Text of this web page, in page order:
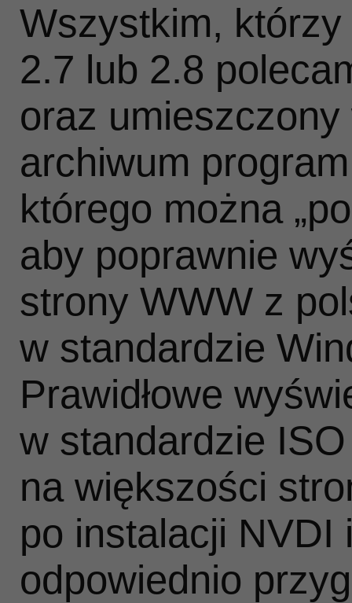
Wszystkim,
2.7 lub 2.8
oraz
archiwum
którego można
aby poprawnie
strony WWW z
w standardzie
Prawidłowe
w standardzie
na większości
po instalacji NVDI
odpowiednio